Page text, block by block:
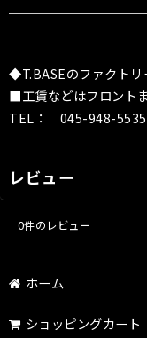
◆T.BASEのファクトリ
■工賃などはフロント
TEL： 045-948-5535
レビュー
0件のレビュー
ホーム
ショッピングカート